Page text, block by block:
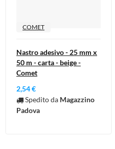
COMET
Nastro adesivo - 25 mm x
50 m - carta - beige -
Comet
2,54 €
Spedito da Magazzino
Padova